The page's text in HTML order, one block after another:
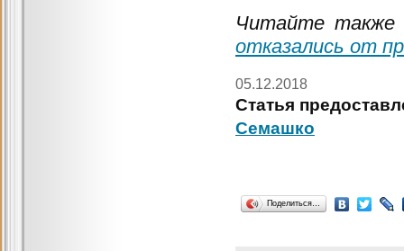
Читайте
отказались от
05.12.2018
Статья
Семашко
Поделиться…